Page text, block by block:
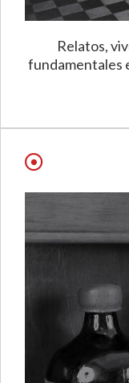
Relatos,
fundamentales